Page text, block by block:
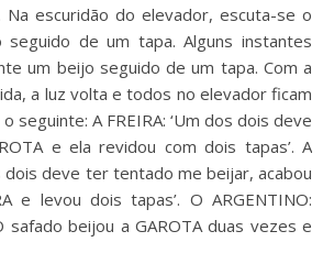
Na escuridão do elevador, escuta-se o
de um tapa. Alguns instantes
um beijo seguido de um tapa. Com a
a luz volta e todos no elevador ficam
seguinte: A FREIRA: ‘Um dos dois deve
e ela revidou com dois tapas’. A
dois deve ter tentado me beijar, acabou
e levou dois tapas’. O ARGENTINO:
safado beijou a GAROTA duas vezes e